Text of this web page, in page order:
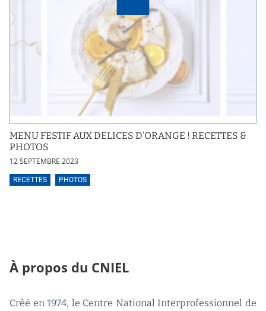
MENU FESTIF AUX DELICES D’ORANGE ! RECETTES &
PHOTOS
12 SEPTEMBRE 2023
RECETTES PHOTOS
À propos du CNIEL
Créé en 1974, le Centre National Interprofessionnel de